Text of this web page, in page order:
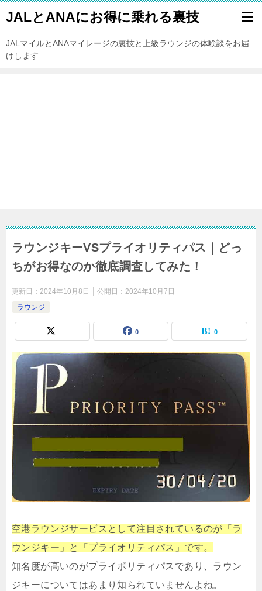
JALとANAにお得に乗れる裏技
JALマイルとANAマイレージの裏技と上級ラウンジの体験談をお届
けします
ラウンジキーVSプライオリティパス｜どっ
ちがお得なのか徹底調査してみた！
更新日： 2024年10月8日 公開日： 2024年10月7日
ラウンジ
0 0
空港ラウンジサービスとして注目されているのが「ラ
ウンジキー」と「プライオリティパス」です。
知名度が高いのがプライポリティパスであり、ラウン
ジキーについてはあまり知られていませんよね。